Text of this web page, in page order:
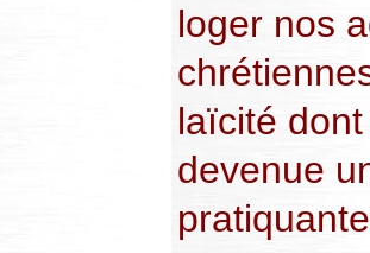
loger nos
laïcité
devenue